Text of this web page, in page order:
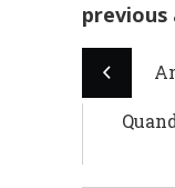
previous